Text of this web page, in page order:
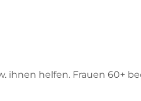
ihnen helfen. Frauen 60+